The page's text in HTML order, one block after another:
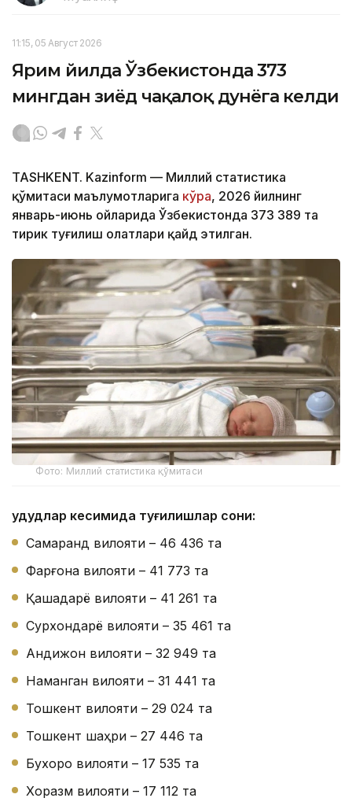
11:15, 05 Август 2026
Ярим йилда Ўзбекистонда 373
мингдан зиёд чақалоқ дунёга келди
TASHKENT. Kazinform — Миллий статистика
қўмитаси маълумотларига кўра, 2026 йилнинг
январь-июнь ойларида Ўзбекистонда 373 389 та
тирик туғилиш ҳолатлари қайд этилган.
Фото: Миллий статистика қўмитаси
Ҳудудлар кесимида туғилишлар сони:
Самарқанд вилояти – 46 436 та
Фарғона вилояти – 41 773 та
Қашқадарё вилояти – 41 261 та
Сурхондарё вилояти – 35 461 та
Андижон вилояти – 32 949 та
Наманган вилояти – 31 441 та
Тошкент вилояти – 29 024 та
Тошкент шаҳри – 27 446 та
Бухоро вилояти – 17 535 та
Хоразм вилояти – 17 112 та